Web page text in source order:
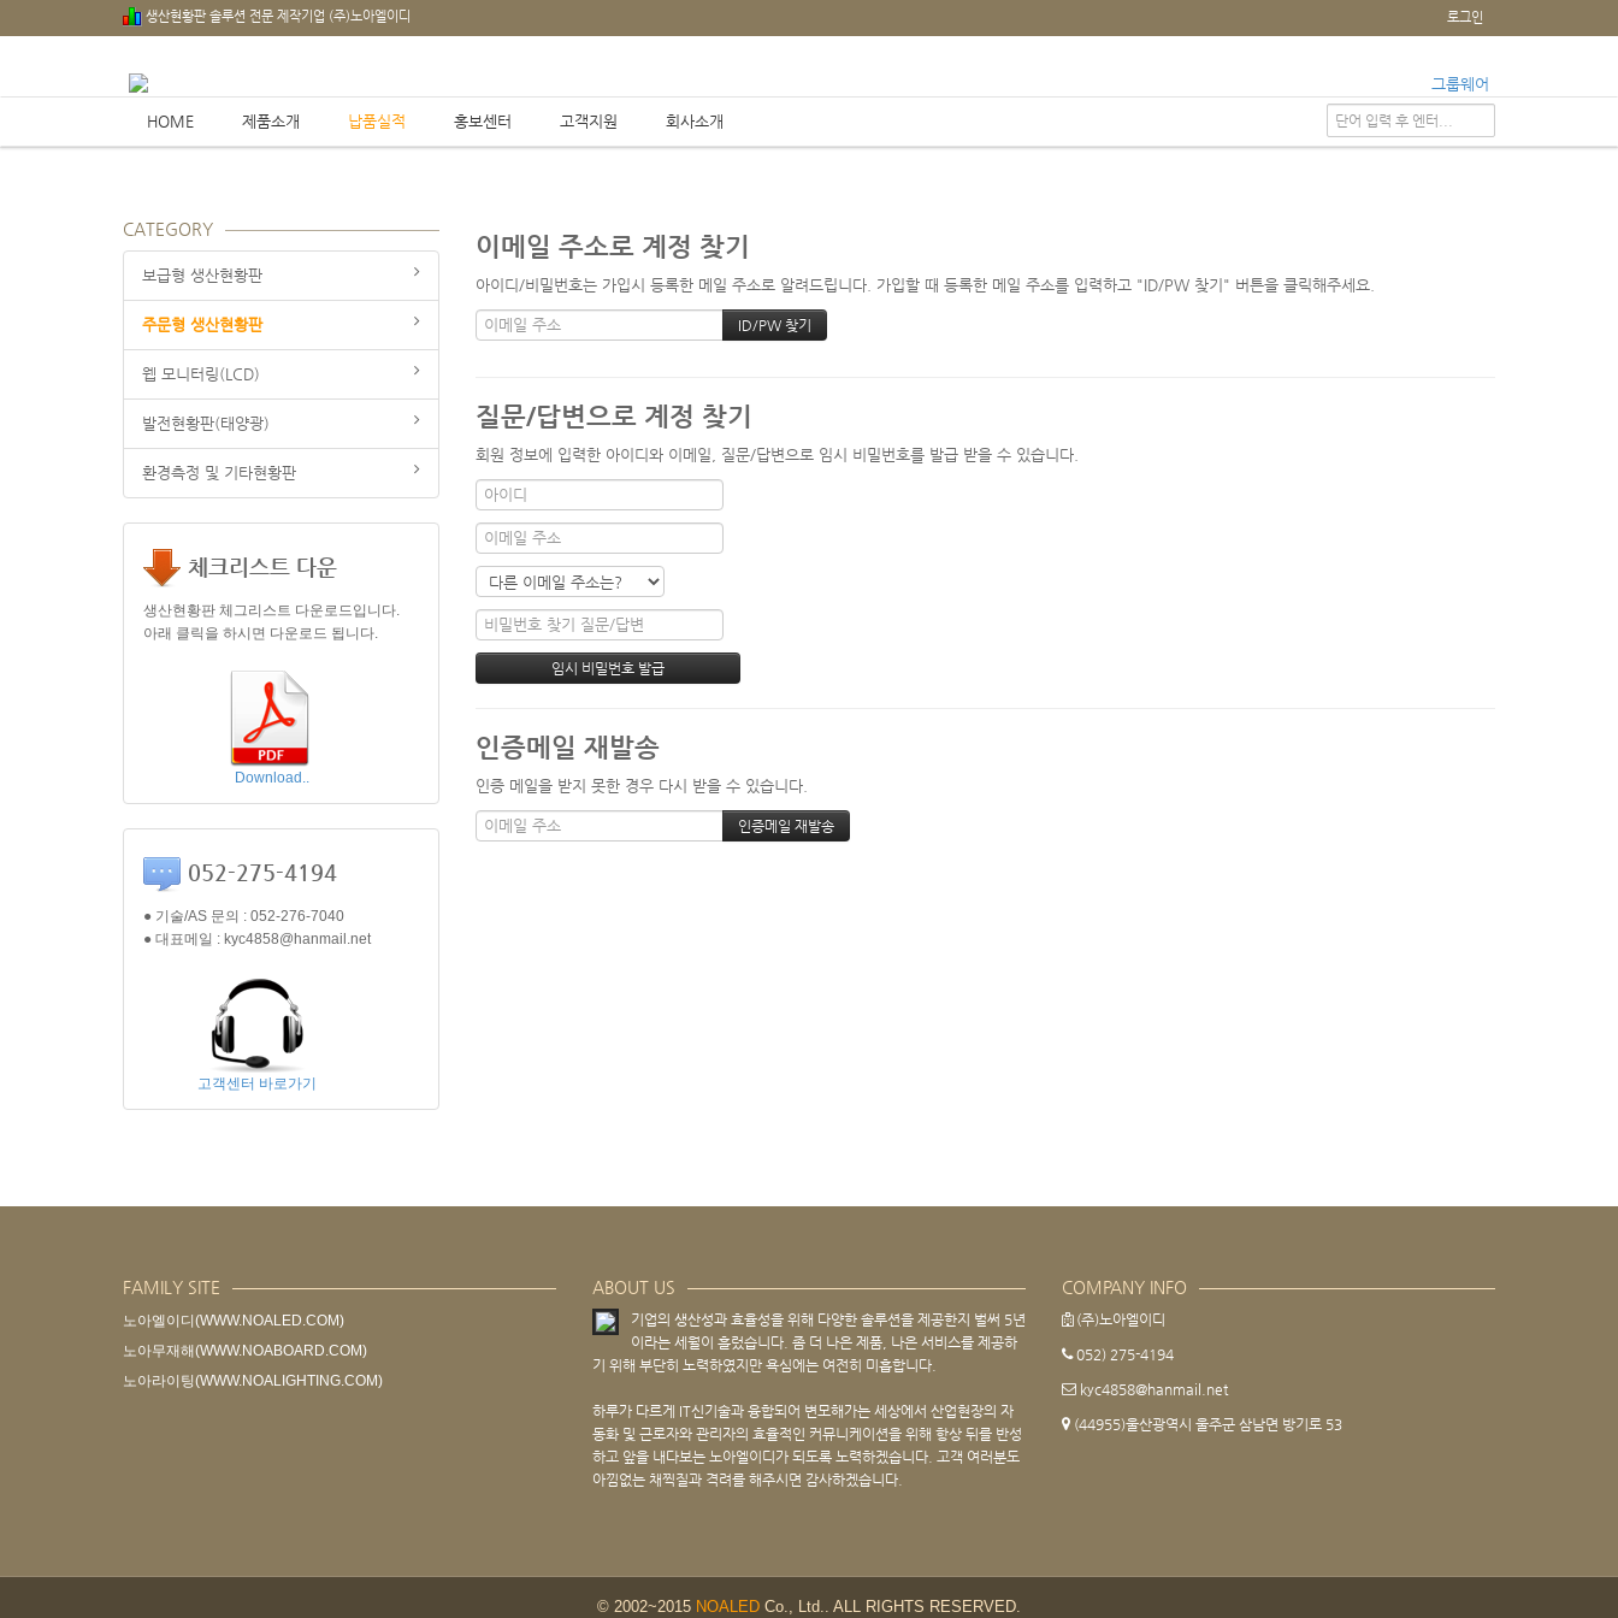
생산현황판 솔루션 전문 제작기업 (주)노아엘이디 로그인
그룹웨어
HOME 제품소개 납품실적 홍보센터 고객지원 회사소개
Home /
CATEGORY
보급형 생산현황판
주문형 생산현황판
웹 모니터링(LCD)
발전현황판(태양광)
환경측정 및 기타현황판
체크리스트 다운
생산현황판 체그리스트 다운로드입니다.
아래 클릭을 하시면 다운로드 됩니다.
Download..
052-275-4194
● 기술/AS 문의 : 052-276-7040
● 대표메일 : kyc4858@hanmail.net
고객센터 바로가기
이메일 주소로 계정 찾기
아이디/비밀번호는 가입시 등록한 메일 주소로 알려드립니다. 가입할 때 등록한 메일 주소를 입력하고 "ID/PW 찾기" 버튼을 클릭해주세요.
질문/답변으로 계정 찾기
회원 정보에 입력한 아이디와 이메일, 질문/답변으로 임시 비밀번호를 발급 받을 수 있습니다.
인증메일 재발송
인증 메일을 받지 못한 경우 다시 받을 수 있습니다.
FAMILY SITE
노아엘이디(WWW.NOALED.COM)
노아무재해(WWW.NOABOARD.COM)
노아라이팅(WWW.NOALIGHTING.COM)
ABOUT US
기업의 생산성과 효율성을 위해 다양한 솔루션을 제공한지 벌써 5년
이라는 세월이 흘렀습니다. 좀 더 나은 제품, 나은 서비스를 제공하
기 위해 부단히 노력하였지만 욕심에는 여전히 미흡합니다.
하루가 다르게 IT신기술과 융합되어 변모해가는 세상에서 산업현장의 자
동화 및 근로자와 관리자의 효율적인 커뮤니케이션을 위해 항상 뒤를 반성
하고 앞을 내다보는 노아엘이디가 되도록 노력하겠습니다. 고객 여러분도
아낌없는 채찍질과 격려를 해주시면 감사하겠습니다.
COMPANY INFO
(주)노아엘이디
052) 275-4194
kyc4858@hanmail.net
(44955)울산광역시 울주군 삼남면 방기로 53
© 2002~2015 NOALED Co., Ltd.. ALL RIGHTS RESERVED.